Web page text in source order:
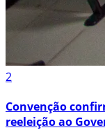
2
Convenção
reeleição ao